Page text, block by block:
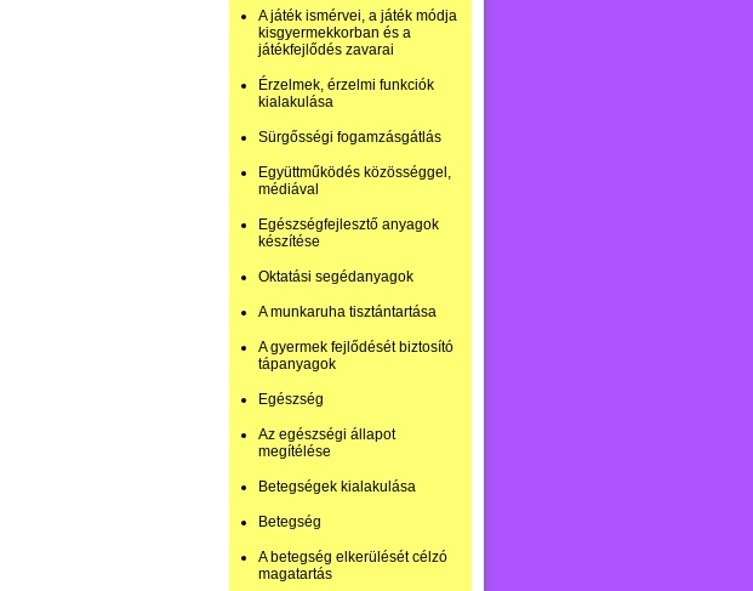
A játék ismérvei, a játék módja
kisgyermekkorban és a
játékfejlődés zavarai
Érzelmek, érzelmi funkciók
kialakulása
Sürgősségi fogamzásgátlás
Együttműködés közösséggel,
médiával
Egészségfejlesztő anyagok
készítése
Oktatási segédanyagok
A munkaruha tisztántartása
A gyermek fejlődését biztosító
tápanyagok
Egészség
Az egészségi állapot
megítélése
Betegségek kialakulása
Betegség
A betegség elkerülését célzó
magatartás